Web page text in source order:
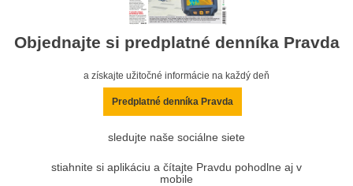
Objednajte si predplatné denníka Pravda
a získajte užitočné informácie na každý deň
Predplatné denníka Pravda
sledujte naše sociálne siete
stiahnite si aplikáciu a čítajte Pravdu pohodlne aj v
mobile